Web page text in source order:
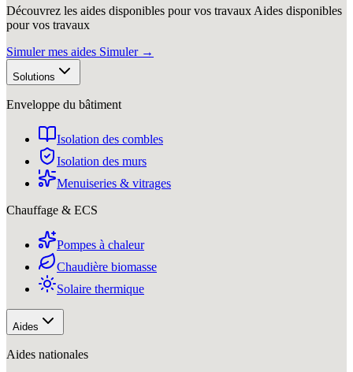
Découvrez les aides disponibles pour vos travaux Aides disponibles
pour vos travaux
Simuler mes aides Simuler →
Solutions
Enveloppe du bâtiment
Isolation des combles
Isolation des murs
Menuiseries & vitrages
Chauffage & ECS
Pompes à chaleur
Chaudière biomasse
Solaire thermique
Aides
Aides nationales